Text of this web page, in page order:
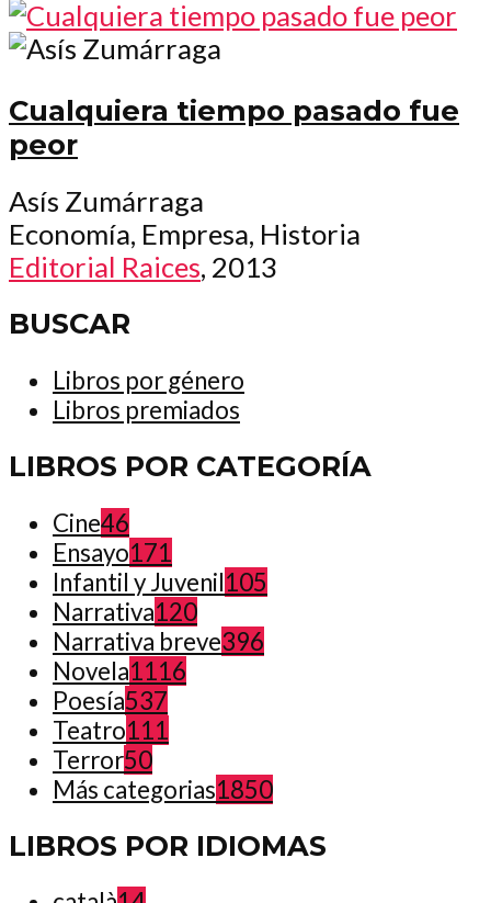
Cualquiera tiempo pasado fue
peor
Asís Zumárraga
Economía, Empresa, Historia
Editorial Raices, 2013
BUSCAR
Libros por género
Libros premiados
LIBROS POR CATEGORÍA
Cine46
Ensayo171
Infantil y Juvenil105
Narrativa120
Narrativa breve396
Novela1116
Poesía537
Teatro111
Terror50
Más categorias1850
LIBROS POR IDIOMAS